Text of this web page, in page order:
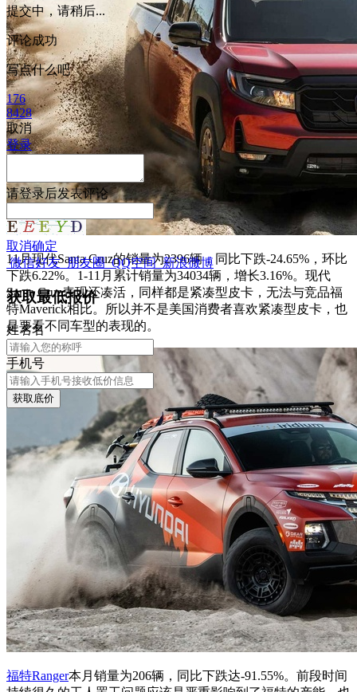
11月现代Santa Cruz的销量为2396辆，同比下跌-24.65%，环比
下跌6.22%。1-11月累计销量为34034辆，增长3.16%。现代
Santa Cruz表现还凑活，同样都是紧凑型皮卡，无法与竞品福
特Maverick相比。所以并不是美国消费者喜欢紧凑型皮卡，也
是要看不同车型的表现的。
福特Ranger本月销量为206辆，同比下跌达-91.55%。前段时间
提交中，请稍后...
评论成功
写点什么吧
176
8428
取消
登录
请登录后发表评论
取消确定
微信好友 朋友圈 QQ空间 新浪微博
获取最低报价
姓名名
手机号
获取底价